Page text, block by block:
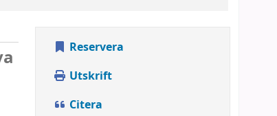
Reservera
Utskrift
Citera